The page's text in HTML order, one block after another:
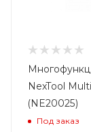
NexTool
(NE20025)
Под заказ